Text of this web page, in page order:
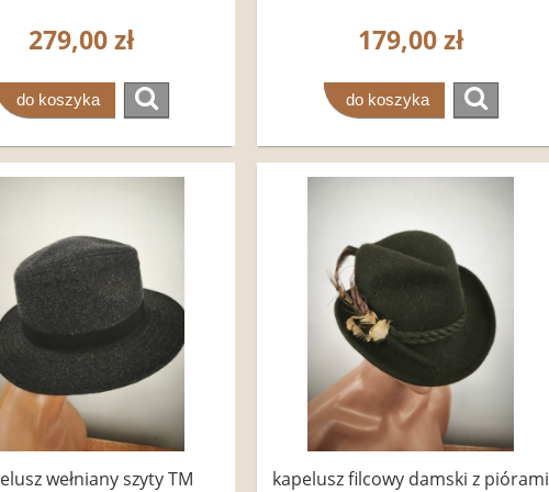
279,00 zł
do koszyka
179,00 zł
do koszyka
wełniany szyty TM
kapelusz filcowy damski z piórami